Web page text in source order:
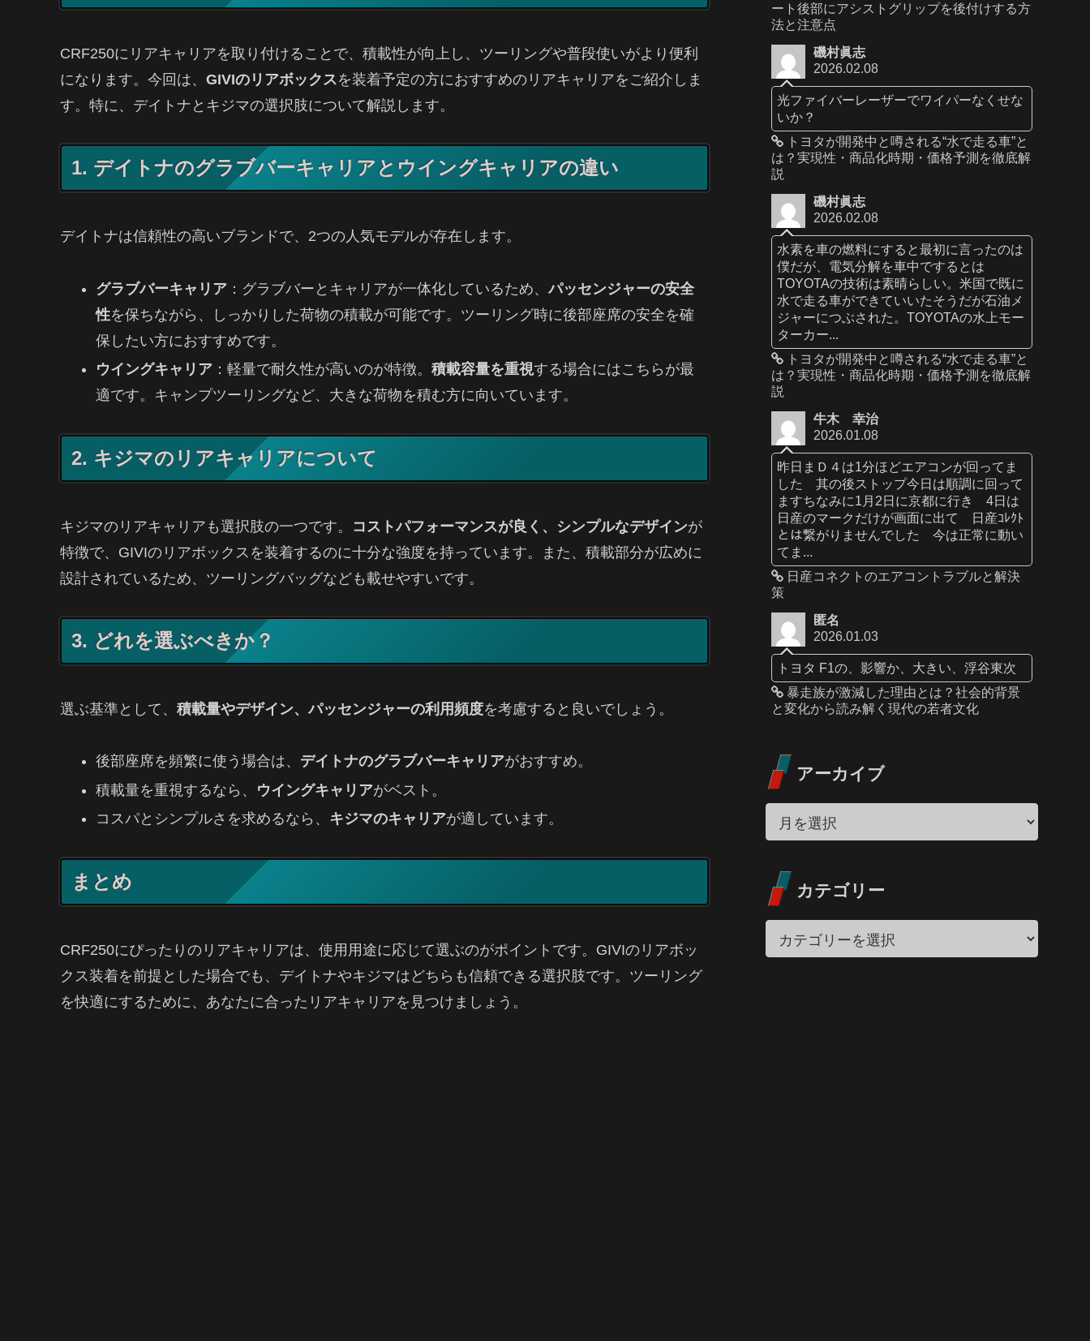
CRF250にリアキャリアを取り付けることで、積載性が向上し、ツーリングや普段使いがより便利
になります。今回は、 GIVIのリアボックスを装着予定の方におすすめのリアキャリアをご紹介しま
す。特に、デイトナとキジマの選択肢について解説します。
1. デイトナのグラブバーキャリアとウイングキャリアの違い
デイトナは信頼性の高いブランドで、2つの人気モデルが存在します。
グラブバーキャリア：グラブバーとキャリアが一体化しているため、パッセンジャーの安全
性を保ちながら、しっかりした荷物の積載が可能です。ツーリング時に後部座席の安全を確
保したい方におすすめです。
ウイングキャリア：軽量で耐久性が高いのが特徴。 積載容量を重視する場合にはこちらが最
適です。キャンプツーリングなど、大きな荷物を積む方に向いています。
2. キジマのリアキャリアについて
キジマのリアキャリアも選択肢の一つです。 コストパフォーマンスが良く、シンプルなデザインが
特徴で、GIVIのリアボックスを装着するのに十分な強度を持っています。また、積載部分が広めに
設計されているため、ツーリングバッグなども載せやすいです。
3. どれを選ぶべきか？
選ぶ基準として、 積載量やデザイン、パッセンジャーの利用頻度を考慮すると良いでしょう。
後部座席を頻繁に使う場合は、 デイトナのグラブバーキャリアがおすすめ。
積載量を重視するなら、
ウイングキャリアがベスト。
コスパとシンプルさを求めるなら、 キジマのキャリアが適しています。
まとめ
CRF250にぴったりのリアキャリアは、使用用途に応じて選ぶのがポイントです。GIVIのリアボッ
クス装着を前提とした場合でも、デイトナやキジマはどちらも信頼できる選択肢です。ツーリング
を快適にするために、あなたに合ったリアキャリアを見つけましょう。
ート後部にアシストグリップを後付けする方
法と注意点
磯村眞志
2026.02.08
光ファイバーレーザーでワイパーなくせな
いか？
トヨタが開発中と噂される“水で走る車”と
は？実現性・商品化時期・価格予測を徹底解
説
磯村眞志
2026.02.08
水素を車の燃料にすると最初に言ったのは
僕だが、電気分解を車中でするとは
TOYOTAの技術は素晴らしい。米国で既に
水で走る車ができていいたそうだが石油メ
ジャーにつぶされた。TOYOTAの水上モー
ターカー...
トヨタが開発中と噂される“水で走る車”と
は？実現性・商品化時期・価格予測を徹底解
説
牛木 幸治
2026.01.08
昨日まＤ４は1分ほどエアコンが回ってま
した 其の後ストップ今日は順調に回って
ますちなみに1月2日に京都に行き 4日は
日産のマークだけが画面に出て 日産ｺﾚｸﾄ
とは繋がりませんでした 今は正常に動い
てま...
日産コネクトのエアコントラブルと解決
策
匿名
2026.01.03
トヨタ F1の、影響か、大きい、浮谷東次
暴走族が激減した理由とは？社会的背景
と変化から読み解く現代の若者文化
アーカイブ
カテゴリー